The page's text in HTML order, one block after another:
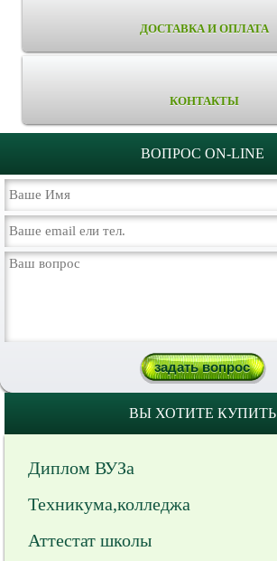
ДОСТАВКА И ОПЛАТА
КОНТАКТЫ
ВОПРОС ON-LINE
ВЫ ХОТИТЕ КУПИТЬ
Диплом ВУЗа
Техникума,колледжа
Аттестат школы